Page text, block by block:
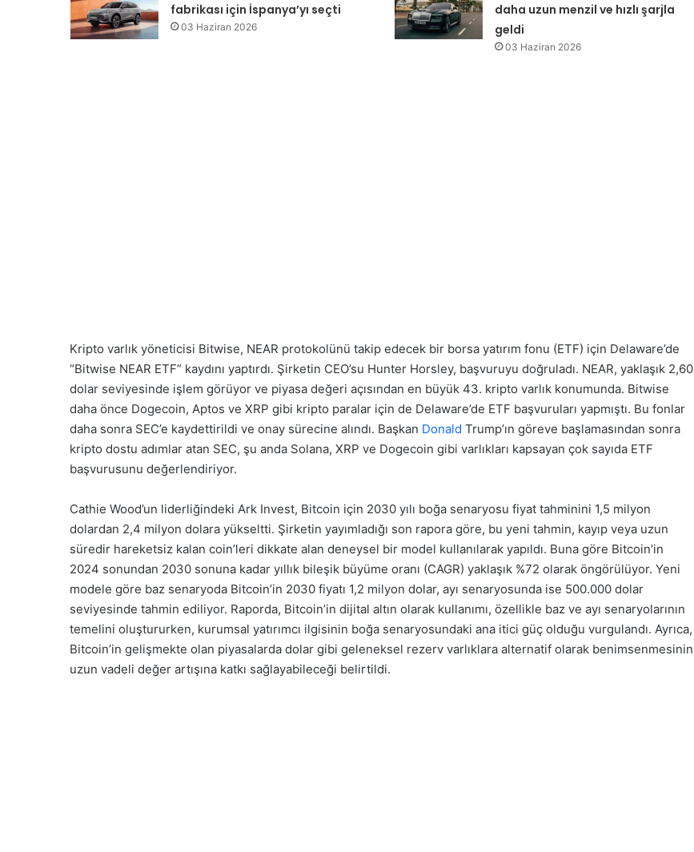
fabrikası için İspanya’yı seçti
03 Haziran 2026
daha uzun menzil ve hızlı şarjla
geldi
03 Haziran 2026
Kripto varlık yöneticisi Bitwise, NEAR protokolünü takip edecek bir borsa yatırım fonu (ETF) için Delaware’de
“Bitwise NEAR ETF” kaydını yaptırdı. Şirketin CEO’su Hunter Horsley, başvuruyu doğruladı. NEAR, yaklaşık 2,60
dolar seviyesinde işlem görüyor ve piyasa değeri açısından en büyük 43. kripto varlık konumunda. Bitwise
daha önce Dogecoin, Aptos ve XRP gibi kripto paralar için de Delaware’de ETF başvuruları yapmıştı. Bu fonlar
daha sonra SEC’e kaydettirildi ve onay sürecine alındı. Başkan Donald Trump’ın göreve başlamasından sonra
kripto dostu adımlar atan SEC, şu anda Solana, XRP ve Dogecoin gibi varlıkları kapsayan çok sayıda ETF
başvurusunu değerlendiriyor.
Cathie Wood’un liderliğindeki Ark Invest, Bitcoin için 2030 yılı boğa senaryosu fiyat tahminini 1,5 milyon
dolardan 2,4 milyon dolara yükseltti. Şirketin yayımladığı son rapora göre, bu yeni tahmin, kayıp veya uzun
süredir hareketsiz kalan coin’leri dikkate alan deneysel bir model kullanılarak yapıldı. Buna göre Bitcoin’in
2024 sonundan 2030 sonuna kadar yıllık bileşik büyüme oranı (CAGR) yaklaşık %72 olarak öngörülüyor. Yeni
modele göre baz senaryoda Bitcoin’in 2030 fiyatı 1,2 milyon dolar, ayı senaryosunda ise 500.000 dolar
seviyesinde tahmin ediliyor. Raporda, Bitcoin’in dijital altın olarak kullanımı, özellikle baz ve ayı senaryolarının
temelini oluştururken, kurumsal yatırımcı ilgisinin boğa senaryosundaki ana itici güç olduğu vurgulandı. Ayrıca,
Bitcoin’in gelişmekte olan piyasalarda dolar gibi geleneksel rezerv varlıklara alternatif olarak benimsenmesinin
uzun vadeli değer artışına katkı sağlayabileceği belirtildi.